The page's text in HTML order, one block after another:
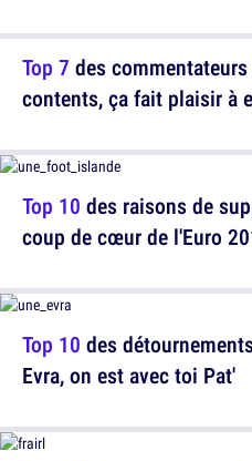
Top 7 des
contents, ça fait plaisir à
Top 10 des
Evra, on est avec toi Pat'
Top 10 des raisons de
coup de cœur de l'Euro